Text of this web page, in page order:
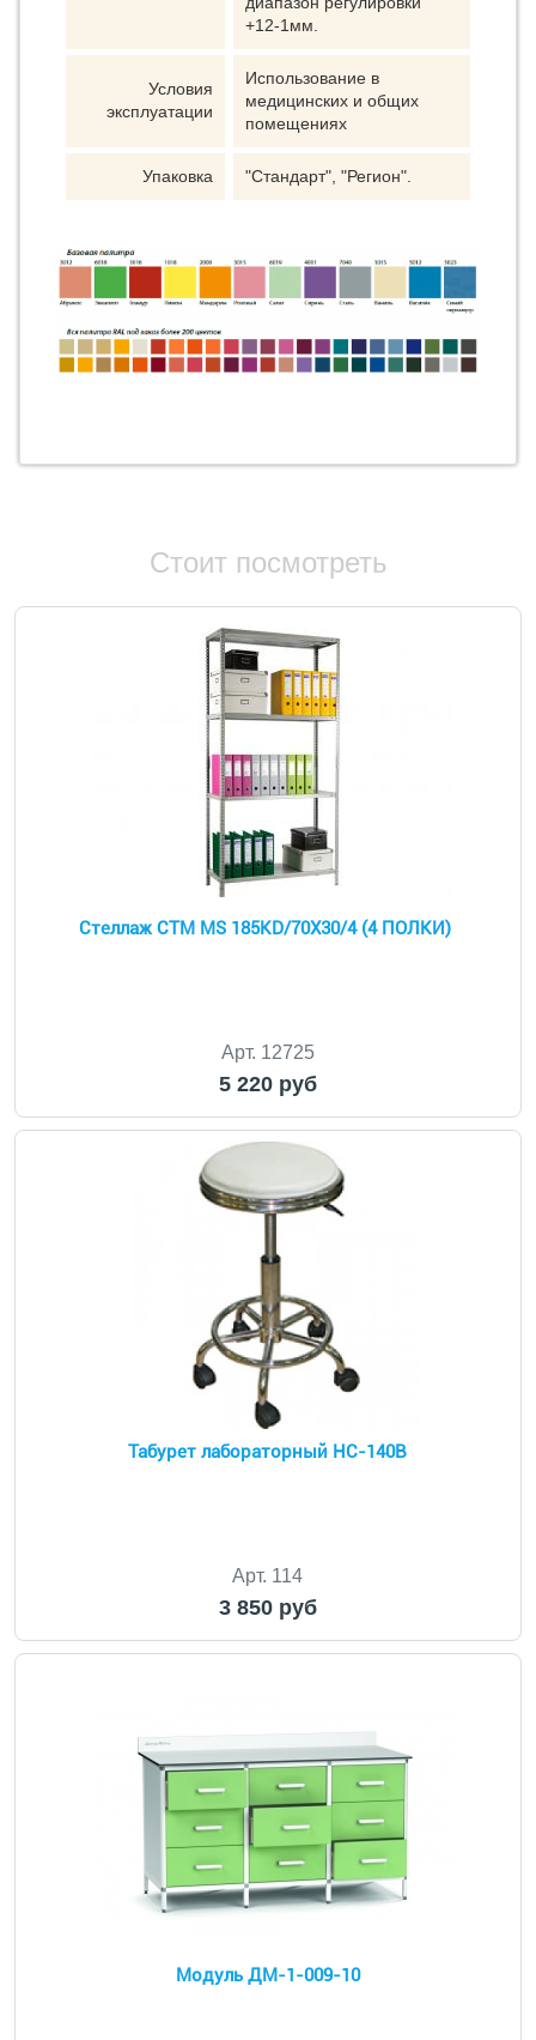
+12-1мм.
Условия
эксплуатации
Использование в
медицинских и общих
помещениях
Упаковка "Стандарт", "Регион".
Стоит посмотреть
Стеллаж СТМ MS 185KD/70Х30/4 (4 ПОЛКИ)
Арт. 12725
5 220 руб
Табурет лабораторный HC-140B
Арт. 114
3 850 руб
Модуль ДМ-1-009-10